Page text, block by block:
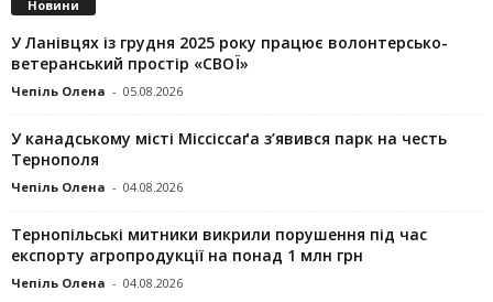
Новини
У Ланівцях із грудня 2025 року працює волонтерсько-
ветеранський простір «СВОЇ»
Чепіль Олена - 05.08.2026
У канадському місті Міссіссаґа з’явився парк на честь
Тернополя
Чепіль Олена - 04.08.2026
Тернопільські митники викрили порушення під час
експорту агропродукції на понад 1 млн грн
Чепіль Олена - 04.08.2026